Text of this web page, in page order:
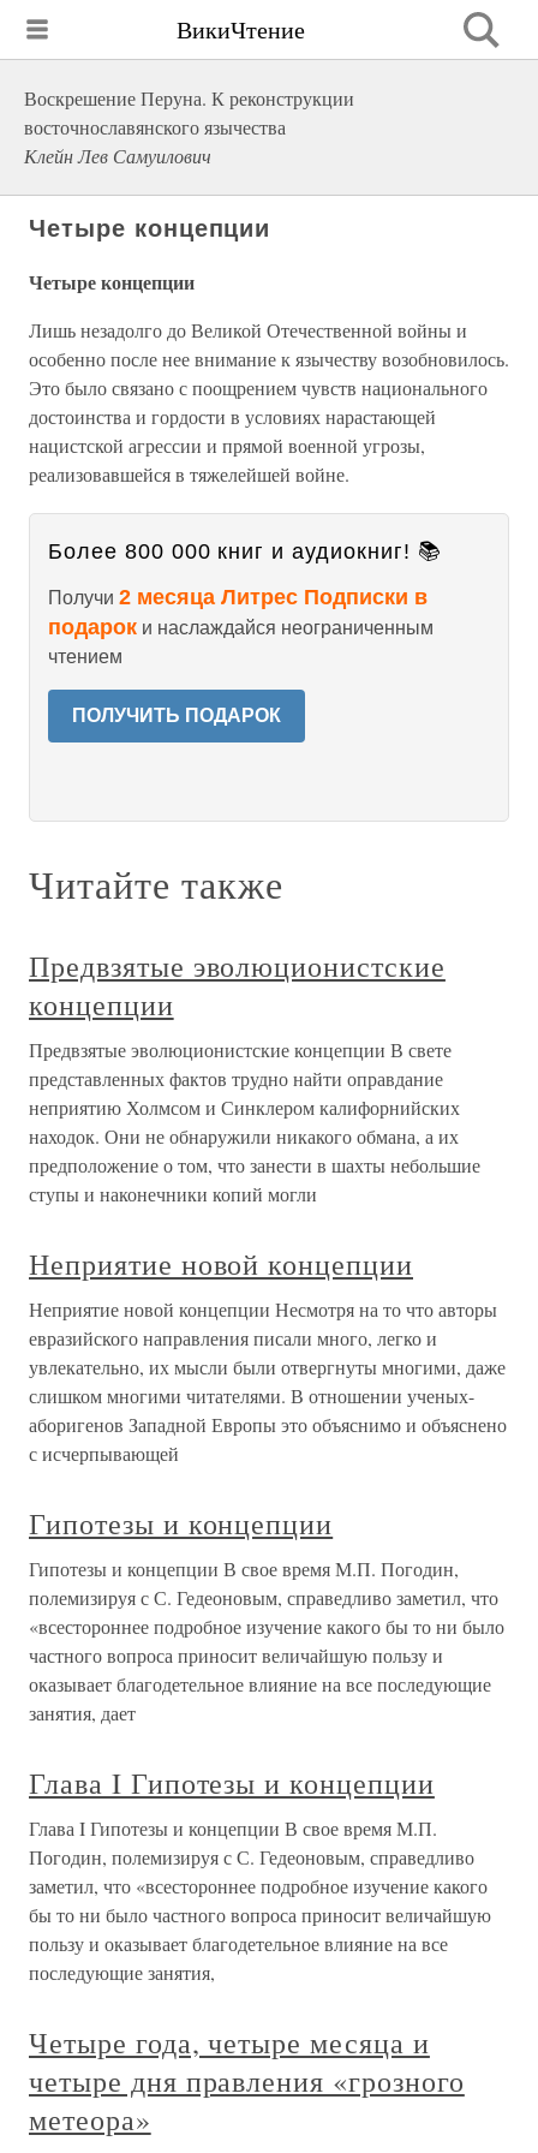
ВикиЧтение
Воскрешение Перуна. К реконструкции
восточнославянского язычества
Клейн Лев Самуилович
Четыре концепции
Четыре концепции
Лишь незадолго до Великой Отечественной войны и
особенно после нее внимание к язычеству возобновилось.
Это было связано с поощрением чувств национального
достоинства и гордости в условиях нарастающей
нацистской агрессии и прямой военной угрозы,
реализовавшейся в тяжелейшей войне.
Более 800 000 книг и аудиокниг! 📚
Получи 2 месяца Литрес Подписки в
подарок и наслаждайся неограниченным
чтением
ПОЛУЧИТЬ ПОДАРОК
Читайте также
Предвзятые эволюционистские
концепции
Предвзятые эволюционистские концепции В свете
представленных фактов трудно найти оправдание
неприятию Холмсом и Синклером калифорнийских
находок. Они не обнаружили никакого обмана, а их
предположение о том, что занести в шахты небольшие
ступы и наконечники копий могли
Неприятие новой концепции
Неприятие новой концепции Несмотря на то что авторы
евразийского направления писали много, легко и
увлекательно, их мысли были отвергнуты многими, даже
слишком многими читателями. В отношении ученых-
аборигенов Западной Европы это объяснимо и объяснено
с исчерпывающей
Гипотезы и концепции
Гипотезы и концепции В свое время М.П. Погодин,
полемизируя с С. Гедеоновым, справедливо заметил, что
«всестороннее подробное изучение какого бы то ни было
частного вопроса приносит величайшую пользу и
оказывает благодетельное влияние на все последующие
занятия, дает
Глава I Гипотезы и концепции
Глава I Гипотезы и концепции В свое время М.П.
Погодин, полемизируя с С. Гедеоновым, справедливо
заметил, что «всестороннее подробное изучение какого
бы то ни было частного вопроса приносит величайшую
пользу и оказывает благодетельное влияние на все
последующие занятия,
Четыре года, четыре месяца и
четыре дня правления «грозного
метеора»